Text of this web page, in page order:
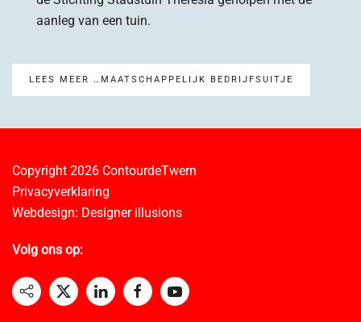
aanleg van een tuin.
LEES MEER …MAATSCHAPPELIJK BEDRIJFSUITJE
Copyright 2026 ContourdeTwern
Privacyverklaring
Webdesign: Designer illusions
Volg ons op: